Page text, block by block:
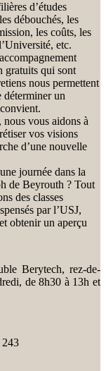
d’études
débouchés, les
les coûts, les
etc.
gratuits qui sont
nous permettent
déterminer un
nous vous aidons à
vos visions
d’une nouvelle
journée dans la
de Beyrouth ? Tout
des classes
par l’USJ,
obtenir un aperçu
Berytech, rez-de-
de 8h30 à 13h et